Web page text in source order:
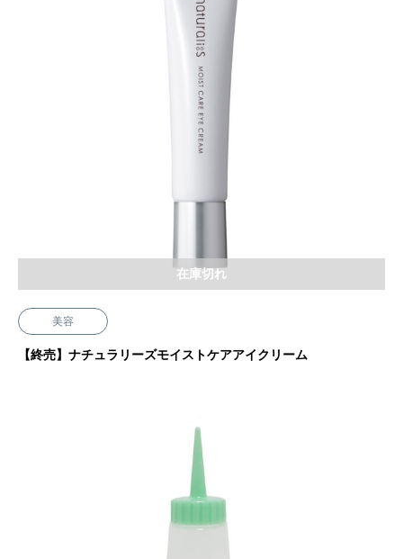
美容
【終売】ナチュラリーズモイストケアアイクリーム
在庫切れ